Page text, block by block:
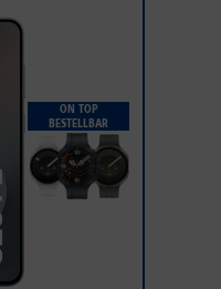
ON TOP
BESTELLBAR